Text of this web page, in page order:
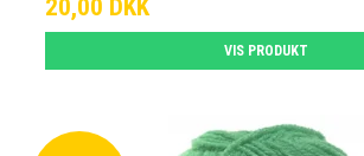
20,00 DKK
VIS PRODUKT